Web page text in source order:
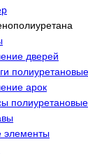
дверей
полиуретановые
арок
полиуретановые
элементы